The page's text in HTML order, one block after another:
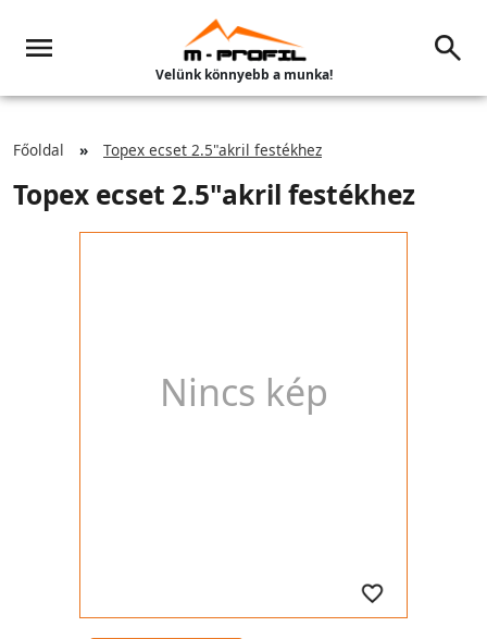
Velünk könnyebb a munka!
Főoldal Topex ecset 2.5"akril festékhez
Topex ecset 2.5"akril festékhez
Nincs kép